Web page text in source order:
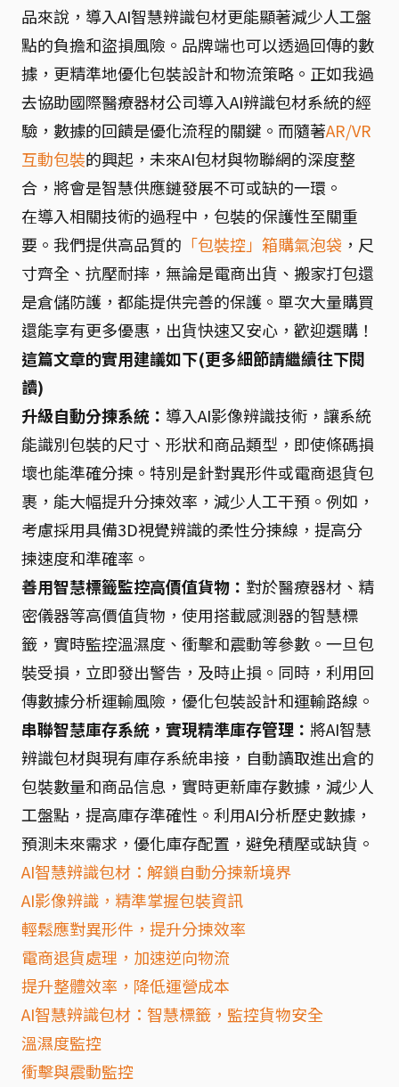
品來說，導入AI智慧辨識包材更能顯著減少人工盤
點的負擔和盜損風險。品牌端也可以透過回傳的數
據，更精準地優化包裝設計和物流策略。正如我過
去協助國際醫療器材公司導入AI辨識包材系統的經
驗，數據的回饋是優化流程的關鍵。而隨著AR/VR
互動包裝的興起，未來AI包材與物聯網的深度整
合，將會是智慧供應鏈發展不可或缺的一環。
在導入相關技術的過程中，包裝的保護性至關重
要。我們提供高品質的 「包裝控」箱購氣泡袋 ，尺
寸齊全、抗壓耐摔，無論是電商出貨、搬家打包還
是倉儲防護，都能提供完善的保護。單次大量購買
還能享有更多優惠，出貨快速又安心，歡迎選購！
這篇文章的實用建議如下(更多細節請繼續往下閱
讀)
升級自動分揀系統： 導入AI影像辨識技術，讓系統
能識別包裝的尺寸、形狀和商品類型，即使條碼損
壞也能準確分揀。特別是針對異形件或電商退貨包
裹，能大幅提升分揀效率，減少人工干預。例如，
考慮採用具備3D視覺辨識的柔性分揀線，提高分
揀速度和準確率。
善用智慧標籤監控高價值貨物： 對於醫療器材、精
密儀器等高價值貨物，使用搭載感測器的智慧標
籤，實時監控溫濕度、衝擊和震動等參數。一旦包
裝受損，立即發出警告，及時止損。同時，利用回
傳數據分析運輸風險，優化包裝設計和運輸路線。
串聯智慧庫存系統，實現精準庫存管理： 將AI智慧
辨識包材與現有庫存系統串接，自動讀取進出倉的
包裝數量和商品信息，實時更新庫存數據，減少人
工盤點，提高庫存準確性。利用AI分析歷史數據，
預測未來需求，優化庫存配置，避免積壓或缺貨。
AI智慧辨識包材：解鎖自動分揀新境界
AI影像辨識，精準掌握包裝資訊
輕鬆應對異形件，提升分揀效率
電商退貨處理，加速逆向物流
提升整體效率，降低運營成本
AI智慧辨識包材：智慧標籤，監控貨物安全
溫濕度監控
衝擊與震動監控